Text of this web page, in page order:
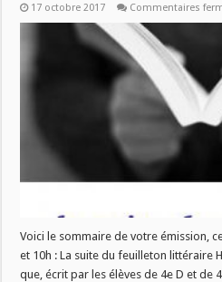
17 octobre 2017 Commentaires
Voici le sommaire de votre émission,
et 10h : La suite du feuilleton littéraire
que, écrit par les élèves de 4e D et de